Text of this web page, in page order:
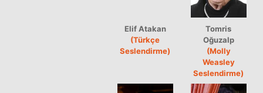
Elif Atakan
(Türkçe
Seslendirme)
Tomris
Oğuzalp
(Molly
Weasley
Seslendirme)